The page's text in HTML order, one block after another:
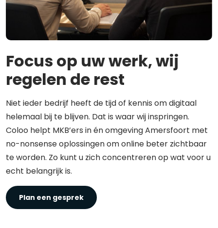
Focus op uw werk, wij
regelen de rest
Niet ieder bedrijf heeft de tijd of kennis om digitaal
helemaal bij te blijven. Dat is waar wij inspringen.
Coloo helpt MKB’ers in én omgeving Amersfoort met
no-nonsense oplossingen om online beter zichtbaar
te worden. Zo kunt u zich concentreren op wat voor u
echt belangrijk is.
Plan een gesprek